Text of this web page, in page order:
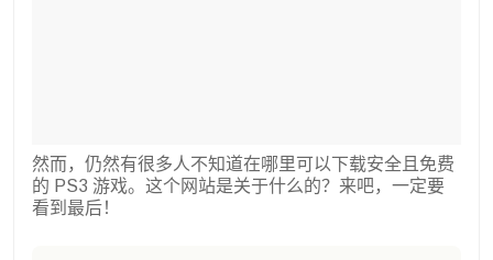
然而，仍然有很多人不知道在哪里可以下载安全且免费
的 PS3 游戏。这个网站是关于什么的？来吧，一定要
看到最后！